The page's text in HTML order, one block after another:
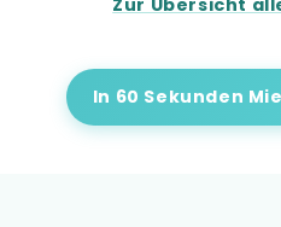
Zur Übersicht
In 60 Sekunden